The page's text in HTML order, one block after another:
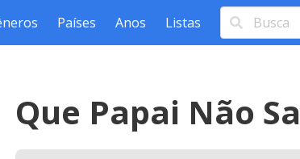
Países Anos Listas
Que Papai Não